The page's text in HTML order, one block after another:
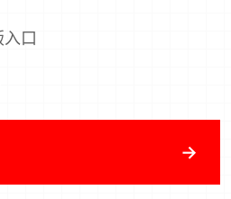
口
→